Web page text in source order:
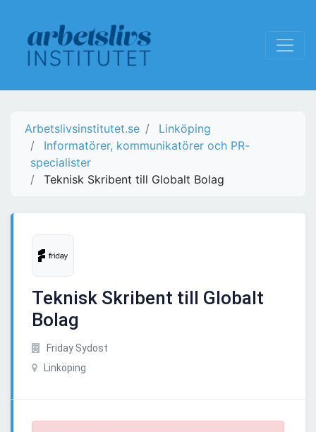
Arbetslivsinstitutet.se
Linköping
Informatörer, kommunikatörer och PR-
specialister
Teknisk Skribent till Globalt Bolag
Teknisk Skribent till Globalt
Bolag
Friday Sydost
Linköping